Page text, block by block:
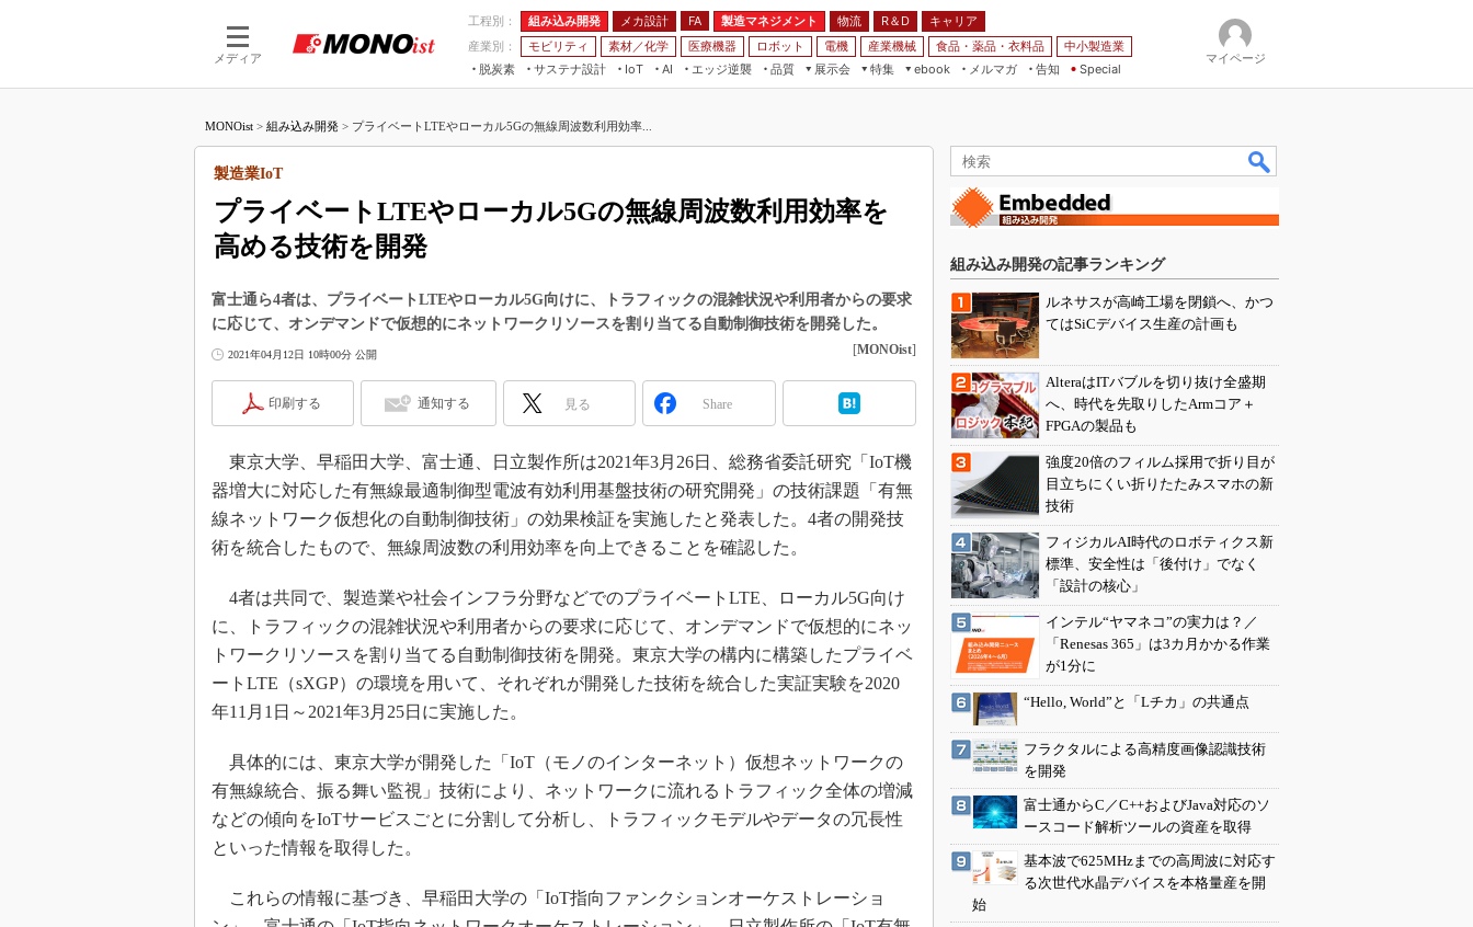
メディア
工程別： 組み込み開発 メカ設計 FA 製造マネジメント 物流 R＆D
キャリア
産業別：
モビリティ 素材／化学 医療機器 ロボット 電機 産業機械 食品・薬品・衣料品
中小製造業
脱炭素
サステナ設計
IoT
つながる工場
AI
AI×設備保全
エッジ逆襲 品質
展示会
JIMTOF
IIFES
TECHNO-FRONTIER
スマート工場EXPO
EdgeTech+
AUTOMOTIVE WORLD
産業オープンネット展
特集
つながるクルマ
VR／AR
フィールドサービス
組み込み画像技術
組み込みモデリング
車載ソフト開発
ISO26262
無償設計ツール
3Dプリンタ
デジタルツインとCAE
インダストリー4.0
イノベーション
製造業ビッグデータ
知財マネジメント
海外生産
新型コロナへの対応
ebook
FA
モビリティ
メルマガ
告知 Special
マイページ
MONOist > 組み込み開発 > プライベートLTEやローカル5Gの無線周波数利用効率...
プライベートLTEやローカル5Gの無線周波数利用効率を
高める技術を開発
製造業IoT
富士通ら4者は、プライベートLTEやローカル5G向けに、トラフィックの混雑状況や利用者からの要求
に応じて、オンデマンドで仮想的にネットワークリソースを割り当てる自動制御技術を開発した。
2021年04月12日 10時00分 公開 [MONOist]
印刷する 通知する 見る Share
東京大学、早稲田大学、富士通、日立製作所は2021年3月26日、総務省委託研究「IoT機
器増大に対応した有無線最適制御型電波有効利用基盤技術の研究開発」の技術課題「有無
線ネットワーク仮想化の自動制御技術」の効果検証を実施したと発表した。4者の開発技
術を統合したもので、無線周波数の利用効率を向上できることを確認した。
4者は共同で、製造業や社会インフラ分野などでのプライベートLTE、ローカル5G向け
に、トラフィックの混雑状況や利用者からの要求に応じて、オンデマンドで仮想的にネッ
トワークリソースを割り当てる自動制御技術を開発。東京大学の構内に構築したプライベ
ートLTE（sXGP）の環境を用いて、それぞれが開発した技術を統合した実証実験を2020
年11月1日～2021年3月25日に実施した。
具体的には、東京大学が開発した「IoT（モノのインターネット）仮想ネットワークの
有無線統合、振る舞い監視」技術により、ネットワークに流れるトラフィック全体の増減
などの傾向をIoTサービスごとに分割して分析し、トラフィックモデルやデータの冗長性
といった情報を取得した。
これらの情報に基づき、早稲田大学の「IoT指向ファンクションオーケストレーショ
組み込み開発の記事ランキング
ルネサスが高崎工場を閉鎖へ、かつ
てはSiCデバイス生産の計画も
AlteraはITバブルを切り抜け全盛期
へ、時代を先取りしたArmコア＋
FPGAの製品も
強度20倍のフィルム採用で折り目が
目立ちにくい折りたたみスマホの新
技術
フィジカルAI時代のロボティクス新
標準、安全性は「後付け」でなく
「設計の核心」
インテル“ヤマネコ”の実力は？／
「Renesas 365」は3カ月かかる作業
が1分に
“Hello, World”と「Lチカ」の共通点
フラクタルによる高精度画像認識技術
を開発
富士通からC／C++およびJava対応のソ
ースコード解析ツールの資産を取得
基本波で625MHzまでの高周波に対応す
る次世代水晶デバイスを本格量産を開
始